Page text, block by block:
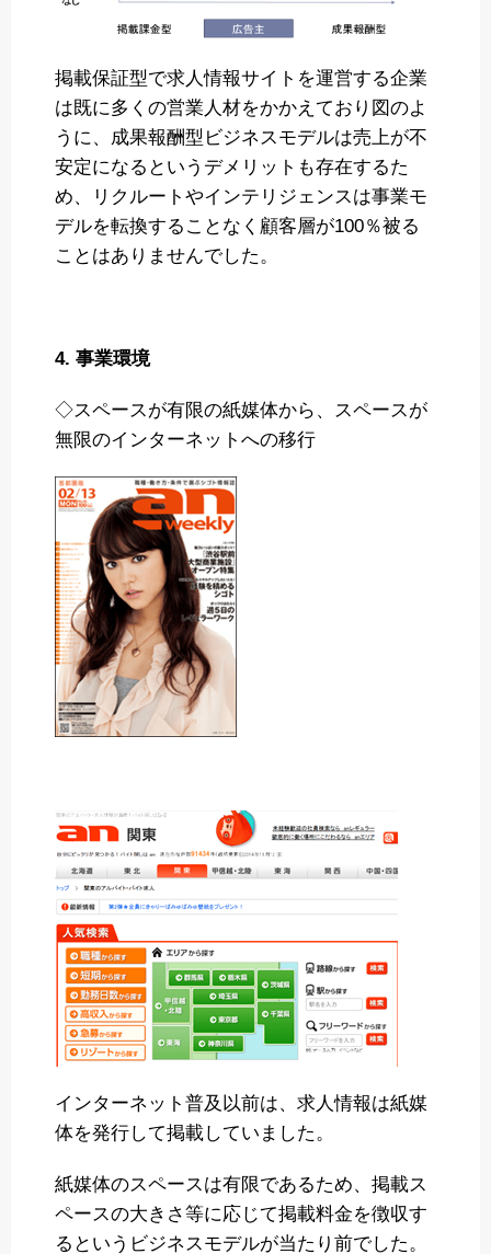
掲載保証型で求人情報サイトを運営する企業
は既に多くの営業人材をかかえており図のよ
うに、成果報酬型ビジネスモデルは売上が不
安定になるというデメリットも存在するた
め、リクルートやインテリジェンスは事業モ
デルを転換することなく顧客層が100％被る
ことはありませんでした。
4. 事業環境
◇スペースが有限の紙媒体から、スペースが
無限のインターネットへの移行
インターネット普及以前は、求人情報は紙媒
体を発行して掲載していました。
紙媒体のスペースは有限であるため、掲載ス
ペースの大きさ等に応じて掲載料金を徴収す
るというビジネスモデルが当たり前でした。